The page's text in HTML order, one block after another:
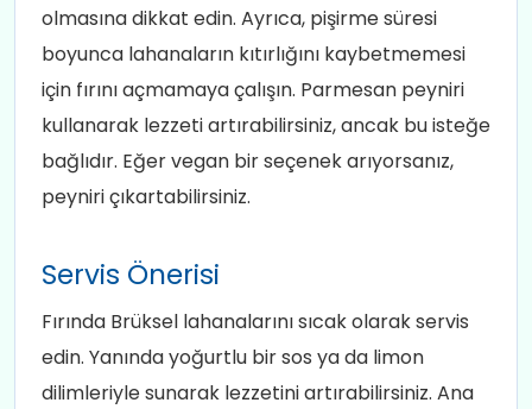
olmasına dikkat edin. Ayrıca, pişirme süresi
boyunca lahanaların kıtırlığını kaybetmemesi
için fırını açmamaya çalışın. Parmesan peyniri
kullanarak lezzeti artırabilirsiniz, ancak bu isteğe
bağlıdır. Eğer vegan bir seçenek arıyorsanız,
peyniri çıkartabilirsiniz.
Servis Önerisi
Fırında Brüksel lahanalarını sıcak olarak servis
edin. Yanında yoğurtlu bir sos ya da limon
dilimleriyle sunarak lezzetini artırabilirsiniz. Ana